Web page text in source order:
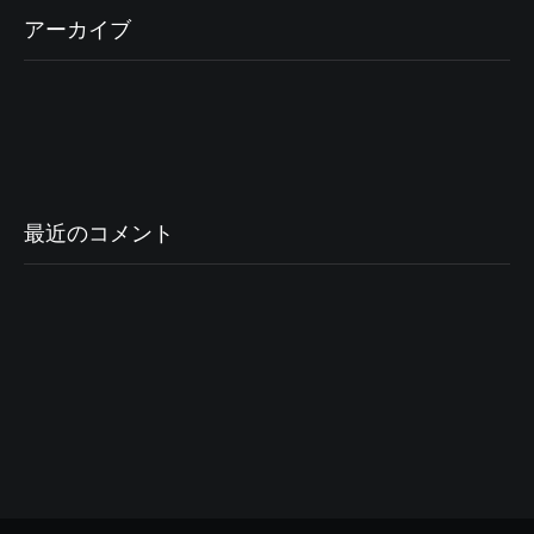
アーカイブ
最近のコメント